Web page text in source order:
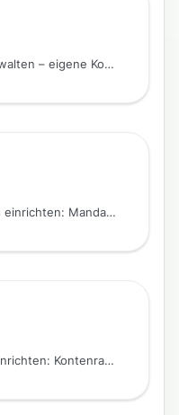
Kontingente in Cannanas verwalten – eigene Kontingent-Typen, Aufladung über Beiträge, Verfall, Korrekturen und Einsatz bei der Abgabe.
SEPA-Lastschrift in Cannanas einrichten: Mandate verwalten, Buchungen erstellen und XML-Dateien für die Bank exportieren.
DATEV-Export in Cannanas einrichten: Kontenrahmen, Sachkonten und monatliche Exportdateien für die Steuerberatung konfigurieren.